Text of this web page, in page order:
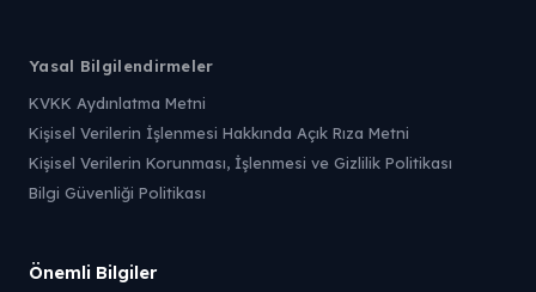
Yasal Bilgilendirmeler
KVKK Aydınlatma Metni
Kişisel Verilerin İşlenmesi Hakkında Açık Rıza Metni
Kişisel Verilerin Korunması, İşlenmesi ve Gizlilik Politikası
Bilgi Güvenliği Politikası
Önemli Bilgiler